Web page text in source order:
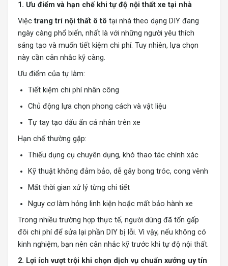
1. Ưu điểm và hạn chế khi tự độ nội thất xe tại nhà
Việctrang trí nội thất ô tô tại nhà theo dạng DIY đang
ngày càng phổ biến, nhất là với những người yêu thích
sáng tạo và muốn tiết kiệm chi phí. Tuy nhiên, lựa chọn
này cần cân nhắc kỹ càng.
Ưu điểm của tự làm:
Tiết kiệm chi phí nhân công
Chủ động lựa chọn phong cách và vật liệu
Tự tay tạo dấu ấn cá nhân trên xe
Hạn chế thường gặp:
Thiếu dụng cụ chuyên dụng, khó thao tác chính xác
Kỹ thuật không đảm bảo, dễ gây bong tróc, cong vênh
Mất thời gian xử lý từng chi tiết
Nguy cơ làm hỏng linh kiện hoặc mất bảo hành xe
Trong nhiều trường hợp thực tế, người dùng đã tốn gấp
đôi chi phí để sửa lại phần DIY bị lỗi. Vì vậy, nếu không có
kinh nghiệm, bạn nên cân nhắc kỹ trước khi tự độ nội thất.
2. Lợi ích vượt trội khi chọn dịch vụ chuẩn xưởng uy tín